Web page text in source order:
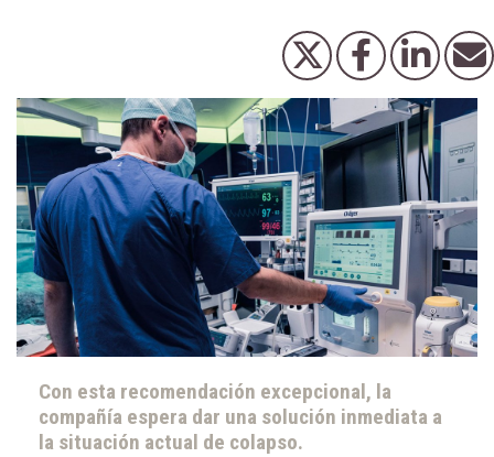
Con esta recomendación excepcional, la
compañía espera dar una solución inmediata a
la situación actual de colapso.